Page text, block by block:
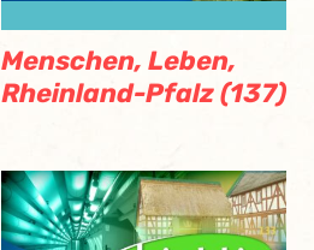
Menschen, Leben,
Rheinland-Pfalz (137)